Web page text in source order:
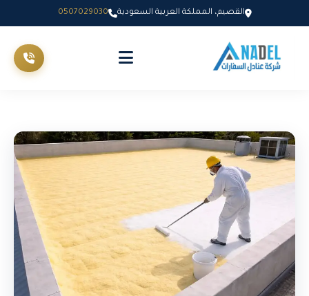
القصيم، المملكة العربية السعودية 0507029030